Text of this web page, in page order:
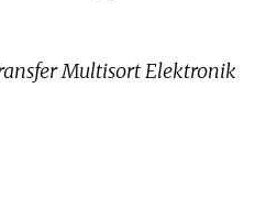
Multisort Elektronik